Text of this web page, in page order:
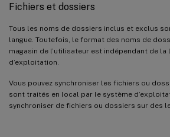
Fichiers et dossiers
Tous les noms de dossiers inclus et exclus
langue. Toutefois, le format des noms de
magasin de l’utilisateur est indépendant de la
d’exploitation.
Vous pouvez synchroniser les fichiers ou
sont traités en local par le système
synchroniser de fichiers ou dossiers sur des